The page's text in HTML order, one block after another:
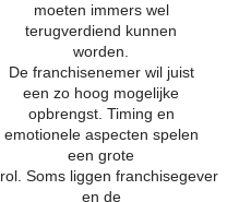
moeten immers wel
terugverdiend kunnen
worden.
De franchisenemer wil juist
een zo hoog mogelijke
opbrengst. Timing en
emotionele aspecten spelen
een grote
rol. Soms liggen franchisegever
en de